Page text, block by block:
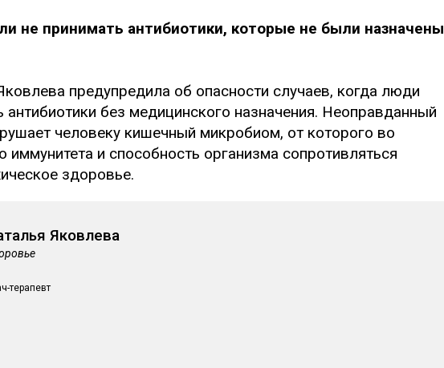
не принимать антибиотики, которые не были назначены
предупредила об опасности случаев, когда люди
без медицинского назначения. Неоправданный
человеку кишечный микробиом, от которого во
иммунитета и способность организма сопротивляться
здоровье.
Яковлева
терапевт